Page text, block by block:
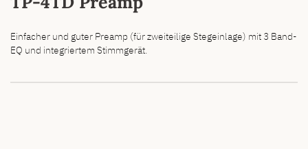
Einfacher und guter Preamp (für zweiteilige Stegeinlage) mit 3 Band-
EQ und integriertem Stimmgerät.